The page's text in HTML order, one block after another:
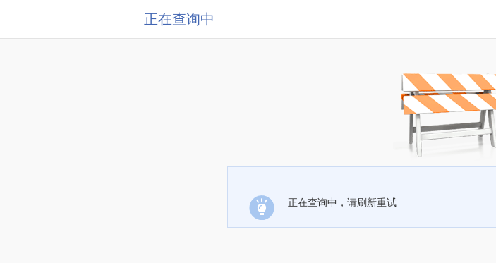
正在查询中
正在查询中，请刷新重试